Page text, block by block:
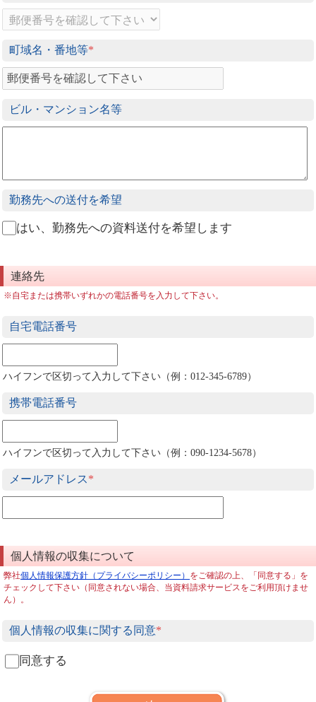
町域名・番地等*
ビル・マンション名等
勤務先への送付を希望
はい、勤務先への資料送付を希望します
連絡先
※自宅または携帯いずれかの電話番号を入力して下さい。
自宅電話番号
ハイフンで区切って入力して下さい（例：012-345-6789）
携帯電話番号
ハイフンで区切って入力して下さい（例：090-1234-5678）
メールアドレス*
個人情報の収集について
弊社個人情報保護方針（プライバシーポリシー） をご確認の上、「同意する」を
チェックして下さい（同意されない場合、当資料請求サービスをご利用頂けませ
ん）。
個人情報の収集に関する同意*
同意する